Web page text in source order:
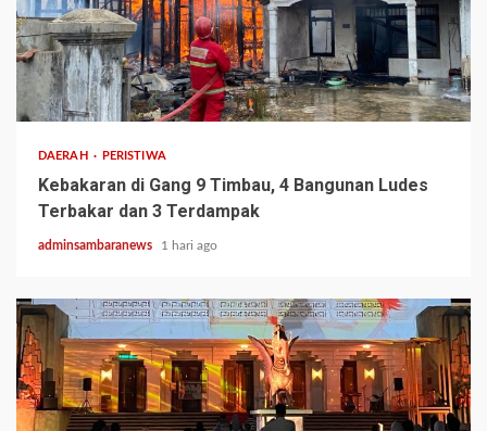
2 min read
DAERAH PERISTIWA
Kebakaran di Gang 9 Timbau, 4 Bangunan Ludes
Terbakar dan 3 Terdampak
adminsambaranews 1 hari ago